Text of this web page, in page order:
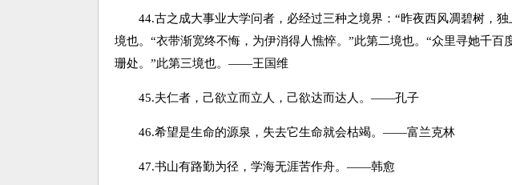
44.古之成大事业大学问者，必经过三种之境界：“昨夜西风凋碧树，独
境也。“衣带渐宽终不悔，为伊消得人憔悴。”此第二境也。“众里寻她千百
珊处。”此第三境也。——王国维
45.夫仁者，己欲立而立人，己欲达而达人。——孔子
46.希望是生命的源泉，失去它生命就会枯竭。——富兰克林
47.书山有路勤为径，学海无涯苦作舟。——韩愈